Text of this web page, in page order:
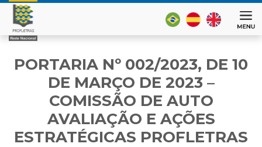
PORTARIA Nº 002/2023, DE 10
DE MARÇO DE 2023 –
COMISSÃO DE AUTO
AVALIAÇÃO E AÇÕES
ESTRATÉGICAS PROFLETRAS